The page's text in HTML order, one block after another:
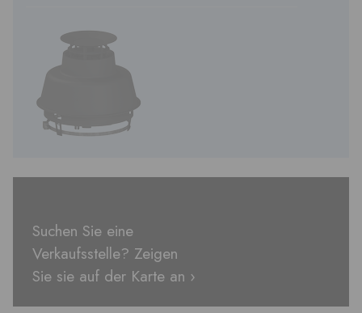
Suchen Sie eine
Verkaufsstelle? Zeigen
Sie sie auf der Karte an ›